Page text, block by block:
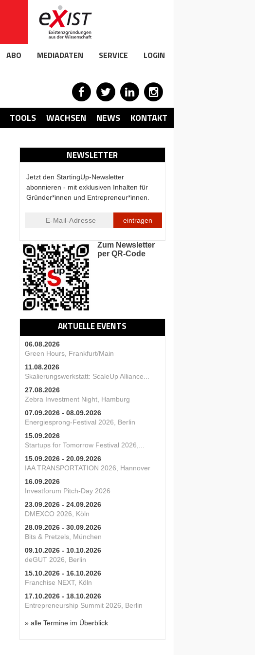
ABO MEDIADATEN SERVICE LOGIN
TOOLS WACHSEN NEWS KONTAKT
NEWSLETTER
Jetzt den StartingUp-Newsletter
abonnieren - mit exklusiven Inhalten für
Gründer*innen und Entrepreneur*innen.
eintragen
Zum Newsletter
per QR-Code
AKTUELLE EVENTS
06.08.2026
Green Hours, Frankfurt/Main
11.08.2026
Skalierungswerkstatt: ScaleUp Alliance...
27.08.2026
Zebra Investment Night, Hamburg
07.09.2026 - 08.09.2026
Energiesprong-Festival 2026, Berlin
15.09.2026
Startups for Tomorrow Festival 2026,...
15.09.2026 - 20.09.2026
IAA TRANSPORTATION 2026, Hannover
16.09.2026
Investforum Pitch-Day 2026
23.09.2026 - 24.09.2026
DMEXCO 2026, Köln
28.09.2026 - 30.09.2026
Bits & Pretzels, München
09.10.2026 - 10.10.2026
deGUT 2026, Berlin
15.10.2026 - 16.10.2026
Franchise NEXT, Köln
17.10.2026 - 18.10.2026
Entrepreneurship Summit 2026, Berlin
» alle Termine im Überblick